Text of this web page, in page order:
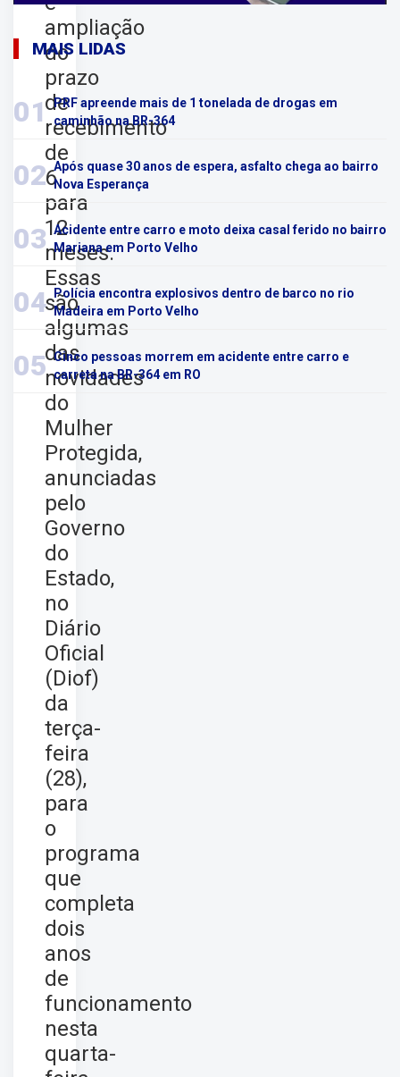
ampliação
do
prazo
de
recebimento
de
6
para
12
meses.
Essas
são
algumas
das
novidades
do
Mulher
Protegida,
anunciadas
pelo
Governo
do
Estado,
no
Diário
Oficial
(Diof)
da
terça-
feira
(28),
para
o
programa
que
completa
dois
anos
de
funcionamento
nesta
quarta-
MAIS LIDAS
01
PRF apreende mais de 1 tonelada de drogas em
caminhão na BR-364
02 Após quase 30 anos de espera, asfalto chega ao bairro
Nova Esperança
03 Acidente entre carro e moto deixa casal ferido no bairro
Mariana em Porto Velho
04
Polícia encontra explosivos dentro de barco no rio
Madeira em Porto Velho
05 Cinco pessoas morrem em acidente entre carro e
carreta na BR-364 em RO